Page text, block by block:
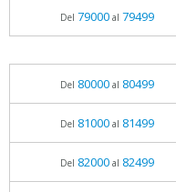
Del 79000al 79499
Del 80000al 80499
Del 81000al 81499
Del 82000al 82499